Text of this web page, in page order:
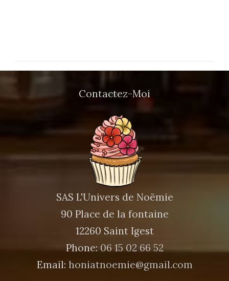
Contactez-Moi
SAS L'Univers de Noëmie
90 Place de la fontaine
12260 Saint Igest
Phone: 06 15 02 66 52
Email: honiatnoemie@gmail.com